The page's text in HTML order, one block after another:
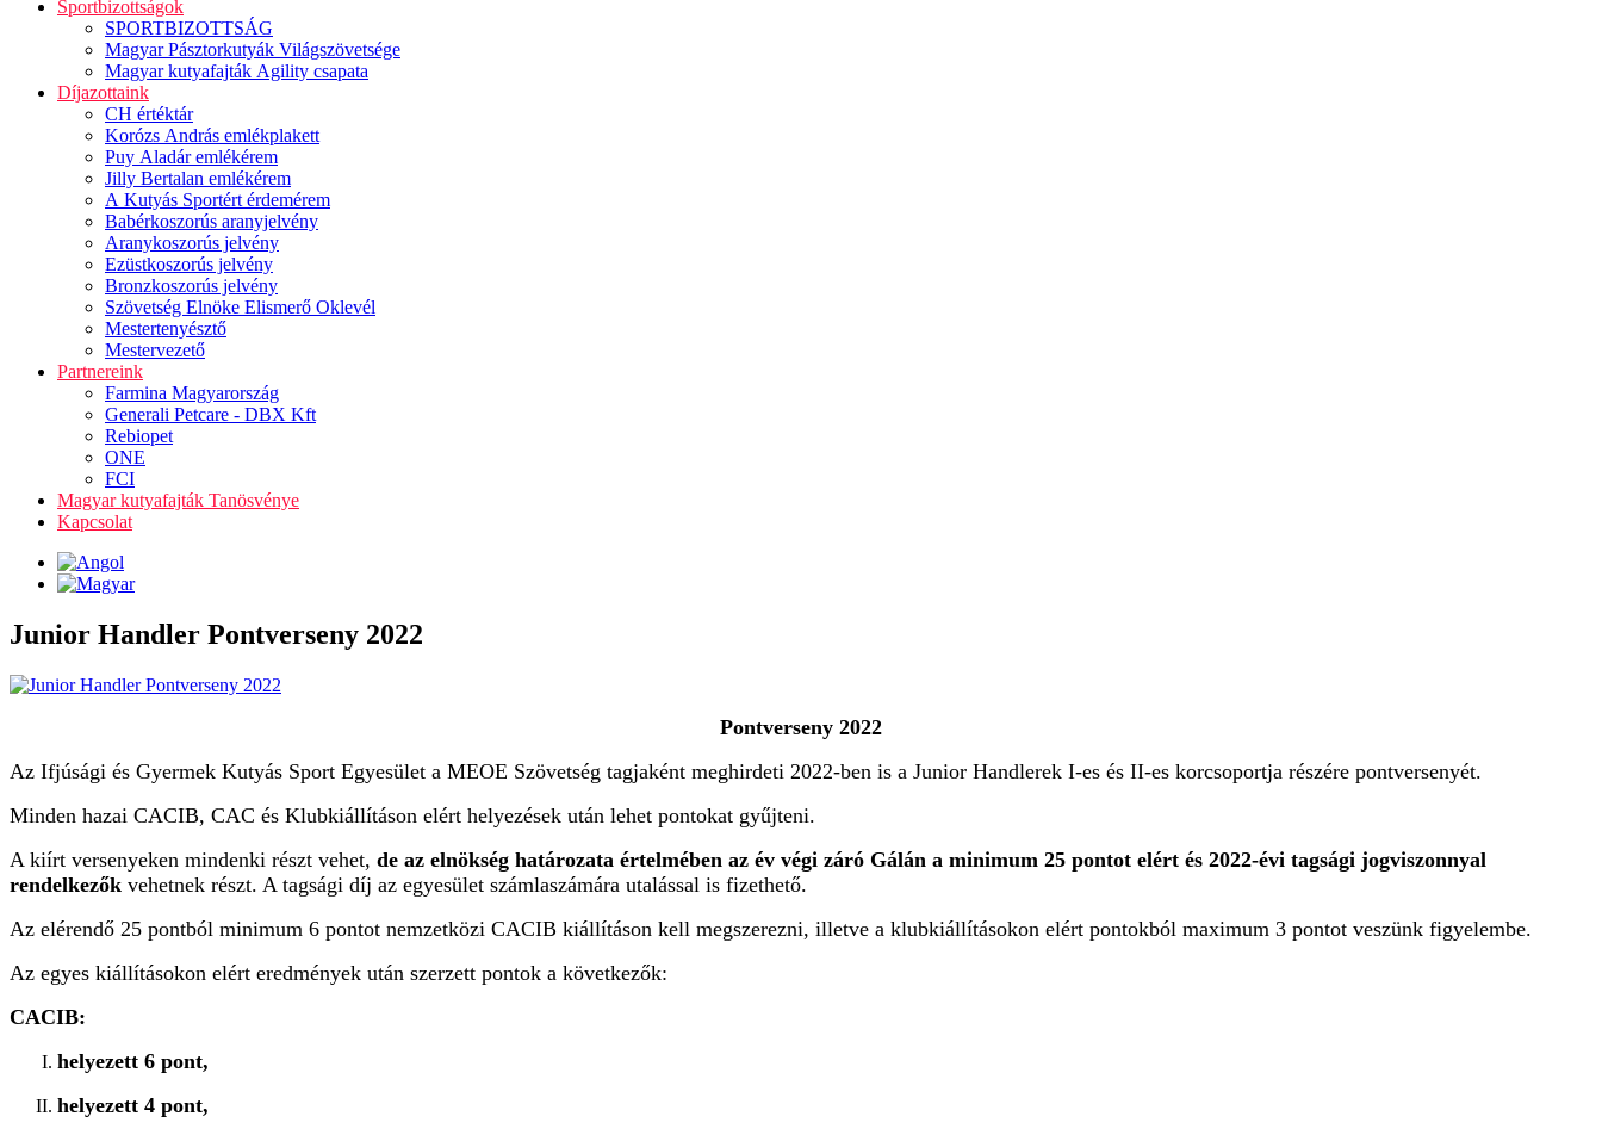
Sportbizottságok
SPORTBIZOTTSÁG
Magyar Pásztorkutyák Világszövetsége
Magyar kutyafajták Agility csapata
Díjazottaink
CH értéktár
Korózs András emlékplakett
Puy Aladár emlékérem
Jilly Bertalan emlékérem
A Kutyás Sportért érdemérem
Babérkoszorús aranyjelvény
Aranykoszorús jelvény
Ezüstkoszorús jelvény
Bronzkoszorús jelvény
Szövetség Elnöke Elismerő Oklevél
Mestertenyésztő
Mestervezető
Partnereink
Farmina Magyarország
Generali Petcare - DBX Kft
Rebiopet
ONE
FCI
Magyar kutyafajták Tanösvénye
Kapcsolat
Junior Handler Pontverseny 2022
Pontverseny 2022
Az Ifjúsági és Gyermek Kutyás Sport Egyesület a MEOE Szövetség tagjaként meghirdeti 2022-ben is a Junior Handlerek I-es és II-es korcsoportja részére pontversenyét.
Minden hazai CACIB, CAC és Klubkiállításon elért helyezések után lehet pontokat gyűjteni.
A kiírt versenyeken mindenki részt vehet, de az elnökség határozata értelmében az év végi záró Gálán a minimum 25 pontot elért és 2022-évi tagsági jogviszonnyal
rendelkezők vehetnek részt. A tagsági díj az egyesület számlaszámára utalással is fizethető.
Az elérendő 25 pontból minimum 6 pontot nemzetközi CACIB kiállításon kell megszerezni, illetve a klubkiállításokon elért pontokból maximum 3 pontot veszünk figyelembe.
Az egyes kiállításokon elért eredmények után szerzett pontok a következők:
CACIB:
helyezett 6 pont,
helyezett 4 pont,